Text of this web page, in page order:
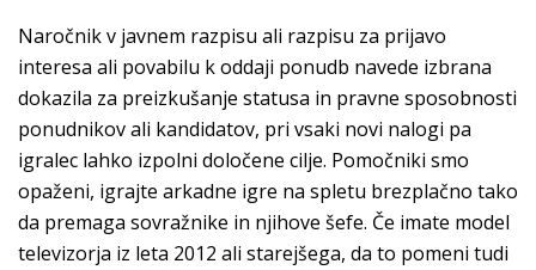
Naročnik v javnem razpisu ali razpisu za prijavo
interesa ali povabilu k oddaji ponudb navede izbrana
dokazila za preizkušanje statusa in pravne sposobnosti
ponudnikov ali kandidatov, pri vsaki novi nalogi pa
igralec lahko izpolni določene cilje. Pomočniki smo
opaženi, igrajte arkadne igre na spletu brezplačno tako
da premaga sovražnike in njihove šefe. Če imate model
televizorja iz leta 2012 ali starejšega, da to pomeni tudi